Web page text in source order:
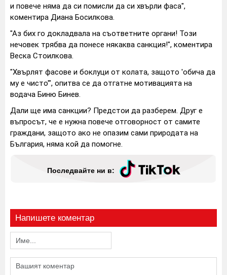
и повече няма да си помисли да си хвърли фаса",
коментира Диана Босилкова.
"Аз бих го докладвала на съответните органи! Този
нечовек трябва да понесе някаква санкция!", коментира
Веска Стоилкова.
"Хвърлят фасове и боклуци от колата, защото 'обича да
му е чисто'", опитва се да отгатне мотивацията на
водача Биню Бинев.
Дали ще има санкции? Предстои да разберем. Друг е
въпросът, че е нужна повече отговорност от самите
граждани, защото ако не опазим сами природата на
България, няма кой да помогне.
Последвайте ни в:
Напишете коментар